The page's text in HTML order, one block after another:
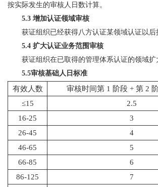
按实际发生的审核人日数计算。
5.3 增加认证领域审核
获证组织已经获得八方认证某领域认证以后
5.4 扩大认证业务范围审核
获证组织在已取得的管理体系认证的领域
5.5审核基础人日标准
有效人数 审核时间第 1 阶段 + 第 2
≤15
2.5
16-25
3
26-45
4
46-65
5
66-85
6
86-125
7